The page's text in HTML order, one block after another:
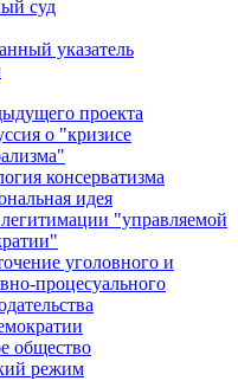
суд
указатель
проекта
о "кризисе
консерватизма
идея
"управляемой
уголовного и
процесуального
общество
режим